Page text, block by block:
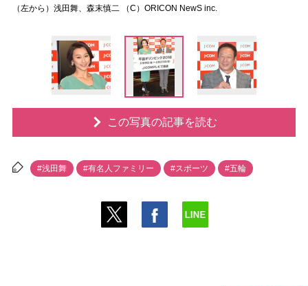
（左から）浅田舞、森末慎二 （C）ORICON NewS inc.
この写真の記事を読む
#浅田舞 #有名人ファミリー #スポーツ #五輪